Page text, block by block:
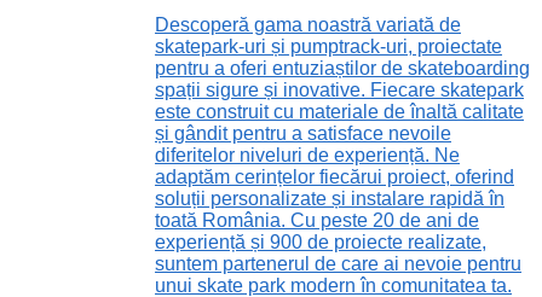
Descoperă gama noastră variată de
skatepark-uri și pumptrack-uri, proiectate
pentru a oferi entuziaștilor de skateboarding
spații sigure și inovative. Fiecare skatepark
este construit cu materiale de înaltă calitate
și gândit pentru a satisface nevoile
diferitelor niveluri de experiență. Ne
adaptăm cerințelor fiecărui proiect, oferind
soluții personalizate și instalare rapidă în
toată România. Cu peste 20 de ani de
experiență și 900 de proiecte realizate,
suntem partenerul de care ai nevoie pentru
unui skate park modern în comunitatea ta.